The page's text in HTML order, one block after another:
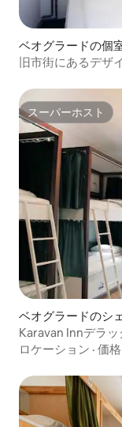
ベオグラードの個
旧市街にあるデザ
スーパーホスト
スーパーホスト
ベオグラードのシ
Karavan Innデラ
ロケーション · 価格